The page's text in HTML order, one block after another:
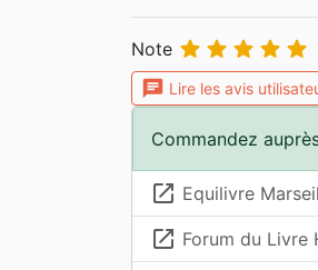
Note     
chat Lire les avis
Commandez
launch Equilivre
launch Forum du Livre